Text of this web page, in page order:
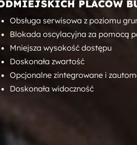
PLACÓW
Obsługa serwisowa z poziomu
Blokada oscylacyjna za pomocą
Mniejsza wysokość dostępu
Doskonała zwartość
Opcjonalne zintegrowane i
Doskonała widoczność